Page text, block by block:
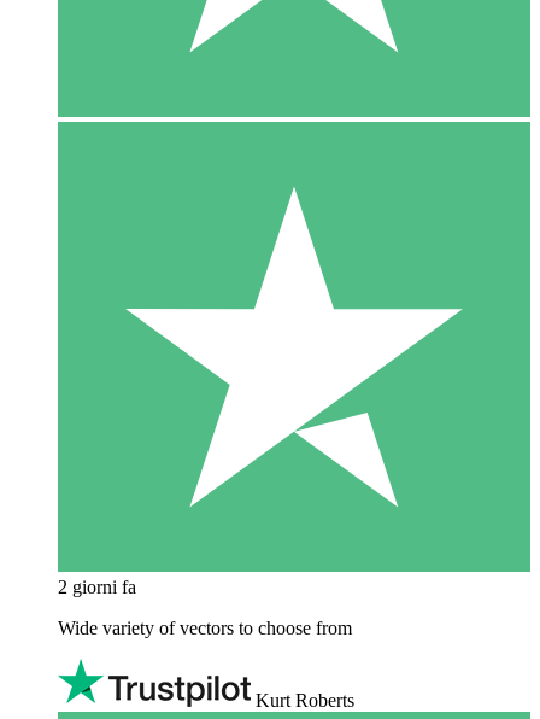
2 giorni fa
Wide variety of vectors to choose from
Kurt Roberts